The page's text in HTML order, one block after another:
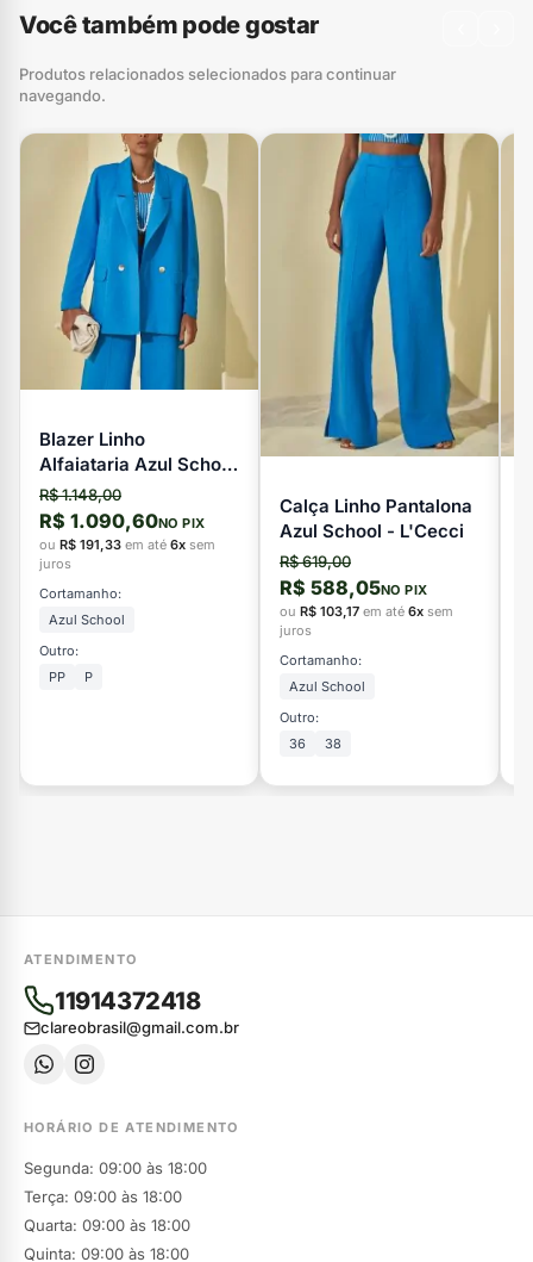
Você também pode gostar
Produtos relacionados selecionados para continuar
navegando.
Blazer Linho
Alfaiataria Azul School
- L'Cecci
R$ 1.148,00
R$ 1.090,60NO PIX
ou R$ 191,33 em até 6x sem
juros
Cortamanho:
Azul School
Outro:
PP
P
Calça Linho Pantalona
Azul School - L'Cecci
R$ 619,00
R$ 588,05NO PIX
ou R$ 103,17 em até 6x sem
juros
Cortamanho:
Azul School
Outro:
36
38
ATENDIMENTO
11914372418
clareobrasil@gmail.com.br
HORÁRIO DE ATENDIMENTO
Segunda: 09:00 às 18:00
Terça: 09:00 às 18:00
Quarta: 09:00 às 18:00
Quinta: 09:00 às 18:00